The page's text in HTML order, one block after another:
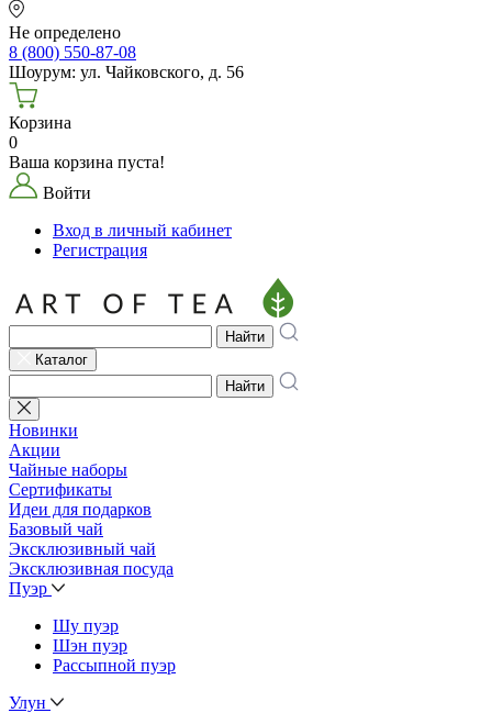
Не определено
8 (800) 550-87-08
Шоурум: ул. Чайковского, д. 56
Корзина
0
Ваша корзина пуста!
Войти
Вход в личный кабинет
Регистрация
Найти
Каталог
Найти
Новинки
Акции
Чайные наборы
Сертификаты
Идеи для подарков
Базовый чай
Эксклюзивный чай
Эксклюзивная посуда
Пуэр
Шу пуэр
Шэн пуэр
Рассыпной пуэр
Улун